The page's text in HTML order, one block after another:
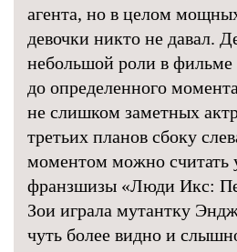
агента, но в целом
девочки никто не давал.
небольшой роли в
до определенного
не слишком заметных
третьих планов сбоку
моментом можно считать
франзшизы «Люди Икс:
Зои играла мутантку
чуть более видно и